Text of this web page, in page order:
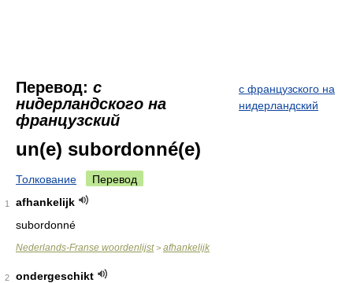
Перевод: с
нидерландского на
французский
с французского на
нидерландский
un(e) subordonné(e)
Толкование Перевод
1
afhankelijk
subordonné
Nederlands-Franse woordenlijst> afhankelijk
2
ondergeschikt